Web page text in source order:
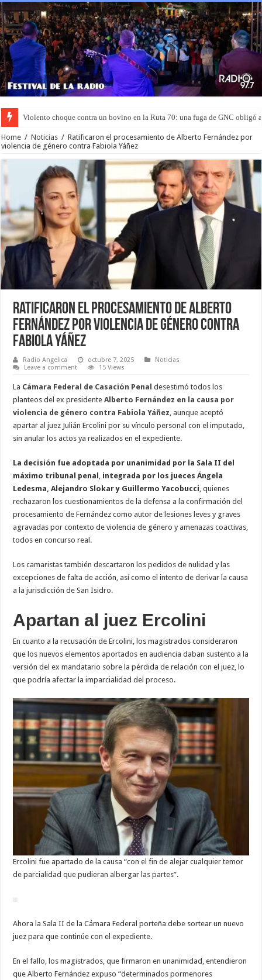
Violento choque contra un bovino en la Ruta 70: una fuga de GNC obligó
Murió el joven que había sido rociado con nafta y prendido fuego en San
Home / Noticias / Ratificaron el procesamiento de Alberto Fernández por
violencia de género contra Fabiola Yáñez
Ratificaron el procesamiento de Alberto
Fernández por violencia de género contra
Fabiola Yáñez
Radio Angelica octubre 7, 2025
Noticias
Leave a comment
15 Views
La Cámara Federal de Casación Penal desestimó todos los
planteos del ex presidenteAlberto Fernández en la causa por
violencia de género contra Fabiola Yáñez, aunque aceptó
apartar al juez Julián Ercolini por su vínculo personal con el imputado,
sin anular los actos ya realizados en el expediente.
La decisión fue adoptada por unanimidad por la Sala II del
máximo tribunal penal , integrada por los jueces Ángela
Ledesma, Alejandro Slokar y Guillermo Yacobucci, quienes
rechazaron los cuestionamientos de la defensa a la confirmación del
procesamiento de Fernández como autor de lesiones leves y graves
agravadas por contexto de violencia de género y amenazas coactivas,
todos en concurso real.
Los camaristas también descartaron los pedidos de nulidad y las
excepciones de falta de acción, así como el intento de derivar la causa
a la jurisdicción de San Isidro.
Apartan al juez Ercolini
En cuanto a la recusación de Ercolini, los magistrados consideraron
que los nuevos elementos aportados en audiencia daban sustento a la
versión del ex mandatario sobre la pérdida de relación con el juez, lo
que podría afectar la imparcialidad del proceso.
Ercolini fue apartado de la causa “con el fin de alejar cualquier temor
de parcialidad que pudieran albergar las partes”.
Ahora la Sala II de la Cámara Federal porteña debe sortear un nuevo
juez para que continúe con el expediente.
En el fallo, los magistrados, que firmaron en unanimidad, entendieron
que Alberto Fernández expuso “determinados pormenores